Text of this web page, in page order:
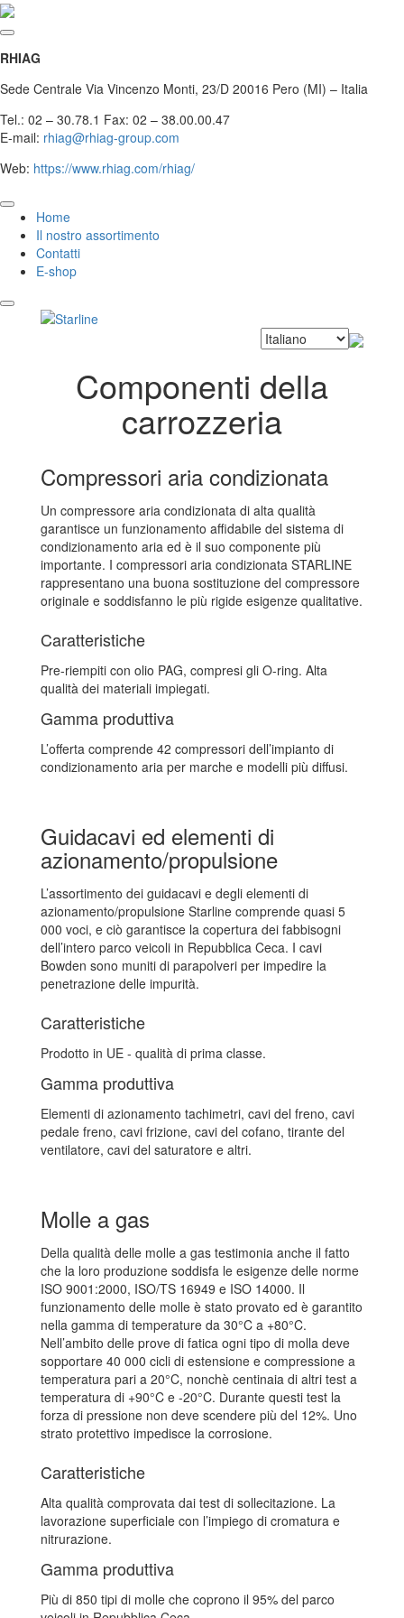
RHIAG
Sede Centrale Via Vincenzo Monti, 23/D 20016 Pero (MI) – Italia
Tel.: 02 – 30.78.1 Fax: 02 – 38.00.00.47
E-mail: rhiag@rhiag-group.com
Web: https://www.rhiag.com/rhiag/
Home
Il nostro assortimento
Contatti
E-shop
Componenti della
carrozzeria
Compressori aria condizionata
Un compressore aria condizionata di alta qualità
garantisce un funzionamento affidabile del sistema di
condizionamento aria ed è il suo componente più
importante. I compressori aria condizionata STARLINE
rappresentano una buona sostituzione del compressore
originale e soddisfanno le più rigide esigenze qualitative.
Caratteristiche
Pre-riempiti con olio PAG, compresi gli O-ring. Alta
qualità dei materiali impiegati.
Gamma produttiva
L’offerta comprende 42 compressori dell’impianto di
condizionamento aria per marche e modelli più diffusi.
Guidacavi ed elementi di
azionamento/propulsione
L’assortimento dei guidacavi e degli elementi di
azionamento/propulsione Starline comprende quasi 5
000 voci, e ciò garantisce la copertura dei fabbisogni
dell’intero parco veicoli in Repubblica Ceca. I cavi
Bowden sono muniti di parapolveri per impedire la
penetrazione delle impurità.
Caratteristiche
Prodotto in UE - qualità di prima classe.
Gamma produttiva
Elementi di azionamento tachimetri, cavi del freno, cavi
pedale freno, cavi frizione, cavi del cofano, tirante del
ventilatore, cavi del saturatore e altri.
Molle a gas
Della qualità delle molle a gas testimonia anche il fatto
che la loro produzione soddisfa le esigenze delle norme
ISO 9001:2000, ISO/TS 16949 e ISO 14000. Il
funzionamento delle molle è stato provato ed è garantito
nella gamma di temperature da 30°C a +80°C.
Nell’ambito delle prove di fatica ogni tipo di molla deve
sopportare 40 000 cicli di estensione e compressione a
temperatura pari a 20°C, nonchè centinaia di altri test a
temperatura di +90°C e -20°C. Durante questi test la
forza di pressione non deve scendere più del 12%. Uno
strato protettivo impedisce la corrosione.
Caratteristiche
Alta qualità comprovata dai test di sollecitazione. La
lavorazione superficiale con l’impiego di cromatura e
nitrurazione.
Gamma produttiva
Più di 850 tipi di molle che coprono il 95% del parco